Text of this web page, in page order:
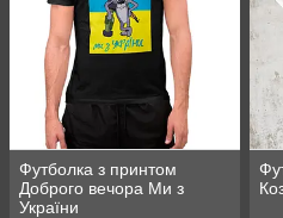
Футболка з принтом
Доброго вечора Ми з
України